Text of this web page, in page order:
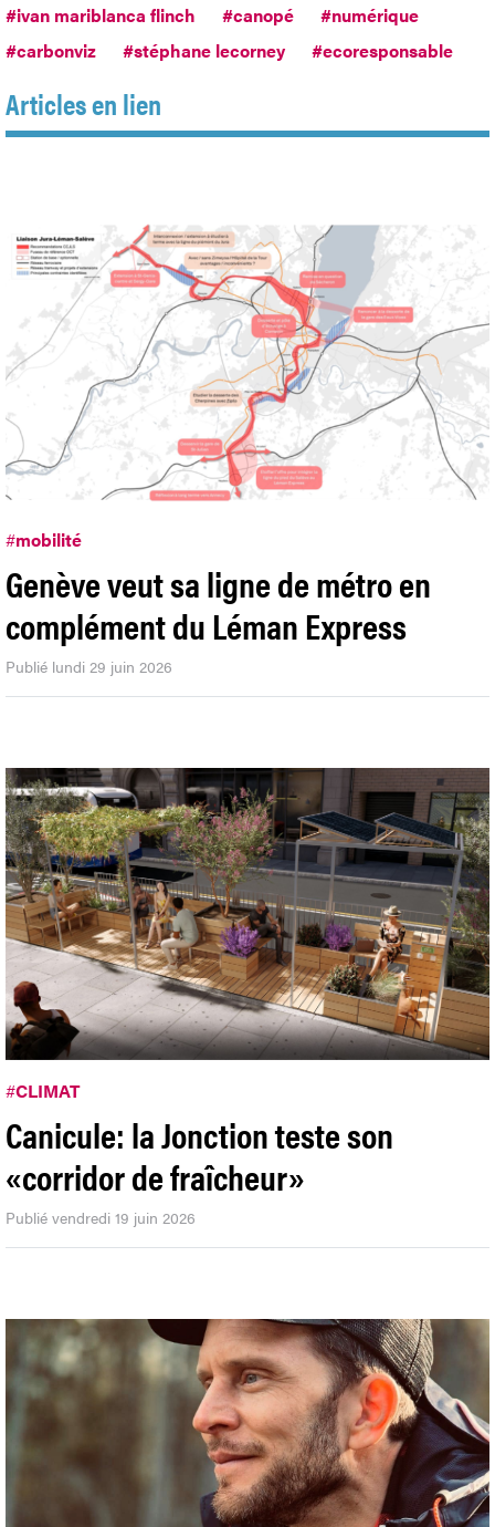
#ivan mariblanca flinch
#canopé
#numérique
#carbonviz
#stéphane lecorney #ecoresponsable
Articles en lien
#mobilité
Genève veut sa ligne de métro en
complément du Léman Express
Publié lundi 29 juin 2026
#CLIMAT
Canicule: la Jonction teste son
«corridor de fraîcheur»
Publié vendredi 19 juin 2026